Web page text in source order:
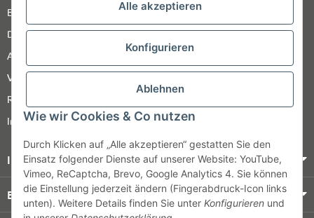
Alle akzeptieren
Konfigurieren
Ablehnen
Wie wir Cookies & Co nutzen
Durch Klicken auf „Alle akzeptieren“ gestatten Sie den
Einsatz folgender Dienste auf unserer Website: YouTube,
Vimeo, ReCaptcha, Brevo, Google Analytics 4. Sie können
die Einstellung jederzeit ändern (Fingerabdruck-Icon links
unten). Weitere Details finden Sie unter Konfigurieren und
Barrierefreiheitserklärung
Datenschutz
AGB
Versandinformationen
Retour
Impressum
Informationen
Bezahlung & Versand